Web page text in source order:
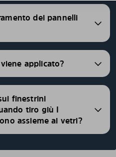
dei pannelli
applicato?
finestrini
tiro giù I
assieme ai vetri?